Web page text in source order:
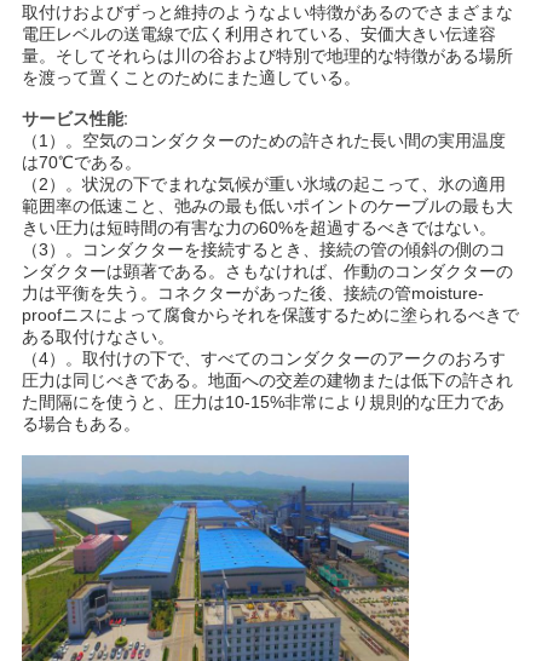
し
な
さ
い
地
図
PRIVACY
POLICY
取付けおよびずっと維持のようなよい特徴があるのでさまざまな
電圧レベルの送電線で広く利用されている、安価大きい伝達容
量。そしてそれらは川の谷および特別で地理的な特徴がある場所
を渡って置くことのためにまた適している。
サービス性能:
（1）。空気のコンダクターのための許された長い間の実用温度
は70℃である。
（2）。状況の下でまれな気候が重い氷域の起こって、氷の適用
範囲率の低速こと、弛みの最も低いポイントのケーブルの最も大
きい圧力は短時間の有害な力の60%を超過するべきではない。
（3）。コンダクターを接続するとき、接続の管の傾斜の側のコ
ンダクターは顕著である。さもなければ、作動のコンダクターの
力は平衡を失う。コネクターがあった後、接続の管moisture-
proofニスによって腐食からそれを保護するために塗られるべきで
ある取付けなさい。
（4）。取付けの下で、すべてのコンダクターのアークのおろす
圧力は同じべきである。地面への交差の建物または低下の許され
た間隔にを使うと、圧力は10-15%非常により規則的な圧力であ
る場合もある。